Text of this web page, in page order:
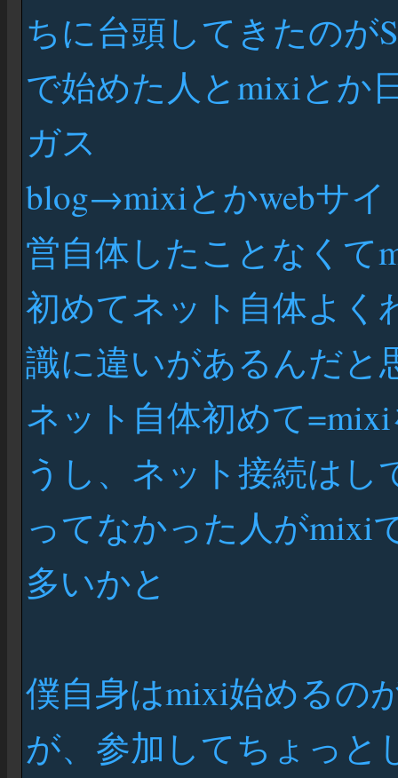
ちに台頭してきたのが
で始めた人とmixiとか
ガス
blog→mixiとかwebサ
営自体したことなくて
初めてネット自体よく
識に違いがあるんだと
ネット自体初めて
うし、ネット接続は
ってなかった人がmixi
多いかと
僕自身はmixi始めるの
が、参加してちょっと